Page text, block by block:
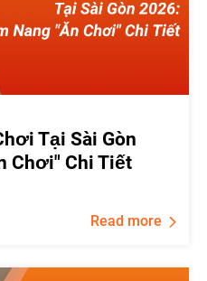
Tại Sài Gòn
Chơi" Chi Tiết
Read more